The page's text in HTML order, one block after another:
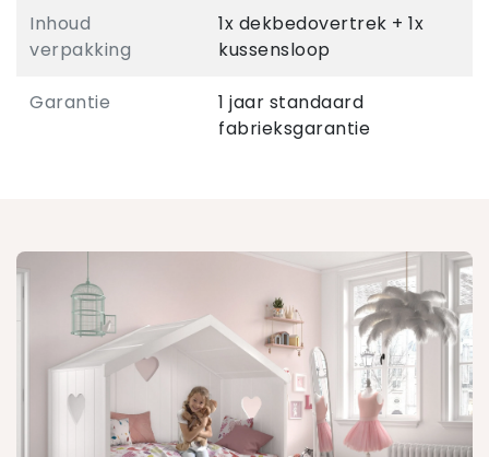
Inhoud
verpakking
1x dekbedovertrek + 1x
kussensloop
Garantie
1 jaar standaard
fabrieksgarantie